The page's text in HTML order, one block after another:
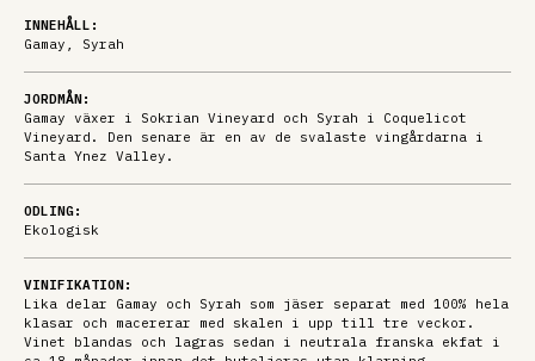
INNEHÅLL:
Gamay, Syrah
JORDMÅN:
Gamay växer i Sokrian Vineyard och Syrah i Coquelicot
Vineyard. Den senare är en av de svalaste vingårdarna i
Santa Ynez Valley.
ODLING:
Ekologisk
VINIFIKATION:
Lika delar Gamay och Syrah som jäser separat med 100% hela
klasar och macererar med skalen i upp till tre veckor.
Vinet blandas och lagras sedan i neutrala franska ekfat i